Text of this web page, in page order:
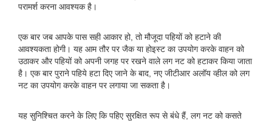
परामर्श करना आवश्यक है।
एक बार जब आपके पास सही आकार हो, तो मौजूदा पहियों को हटाने की
आवश्यकता होगी। यह आम तौर पर जैक या होइस्ट का उपयोग करके वाहन को
उठाकर और पहियों को अपनी जगह पर रखने वाले लग नट को हटाकर किया जाता
है। एक बार पुराने पहिये हटा दिए जाने के बाद, नए जीटीआर अलॉय व्हील को लग
नट का उपयोग करके वाहन पर लगाया जा सकता है।
यह सुनिश्चित करने के लिए कि पहिए सुरक्षित रूप से बंधे हैं, लग नट को कसते